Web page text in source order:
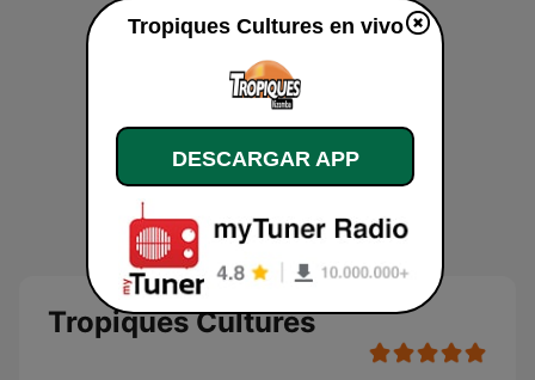
Tropiques Cultures
Tropiques Cultures en vivo
DESCARGAR APP